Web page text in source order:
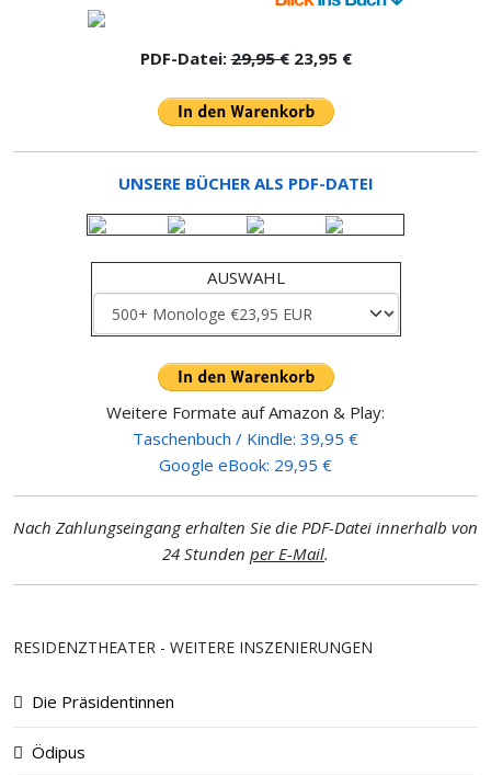
PDF-Datei:29,95 €23,95 €
UNSERE BÜCHER ALS PDF-DATEI
AUSWAHL
Weitere Formate auf Amazon & Play:
Taschenbuch / Kindle: 39,95 €
Google eBook: 29,95 €
Nach Zahlungseingang erhalten Sie die PDF-Datei innerhalb von
24 Stunden per E-Mail.
RESIDENZTHEATER - WEITERE INSZENIERUNGEN
Die Präsidentinnen
Ödipus